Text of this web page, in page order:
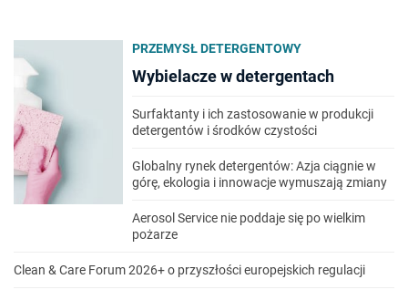
PRZEMYSŁ DETERGENTOWY
Wybielacze w detergentach
Surfaktanty i ich zastosowanie w produkcji
detergentów i środków czystości
Globalny rynek detergentów: Azja ciągnie w
górę, ekologia i innowacje wymuszają zmiany
Aerosol Service nie poddaje się po wielkim
pożarze
Clean & Care Forum 2026+ o przyszłości europejskich regulacji